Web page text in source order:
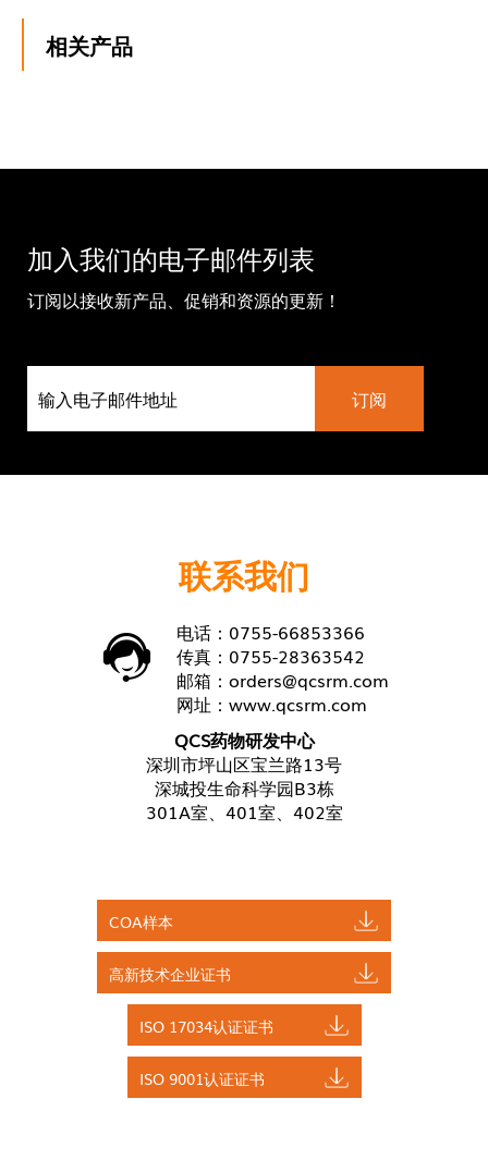
相关产品
加入我们的电子邮件列表
订阅以接收新产品、促销和资源的更新！
联系我们
电话：0755-66853366
传真：0755-28363542
邮箱： orders@qcsrm.com
网址： www.qcsrm.com
QCS药物研发中心
深圳市坪山区宝兰路13号
深城投生命科学园B3栋
301A室、401室、402室
COA样本
高新技术企业证书
ISO 17034认证证书
ISO 9001认证证书